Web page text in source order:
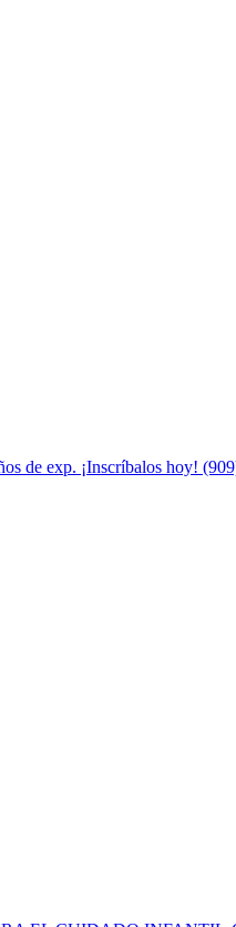
de exp. ¡Inscríbalos hoy!